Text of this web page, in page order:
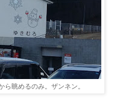
ら眺めるのみ。ザンネン。